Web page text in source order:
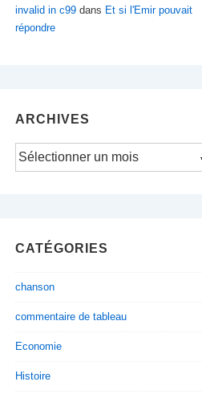
invalid in c99 dans Et si l'Emir pouvait
répondre
ARCHIVES
Archives
CATÉGORIES
chanson
commentaire de tableau
Economie
Histoire